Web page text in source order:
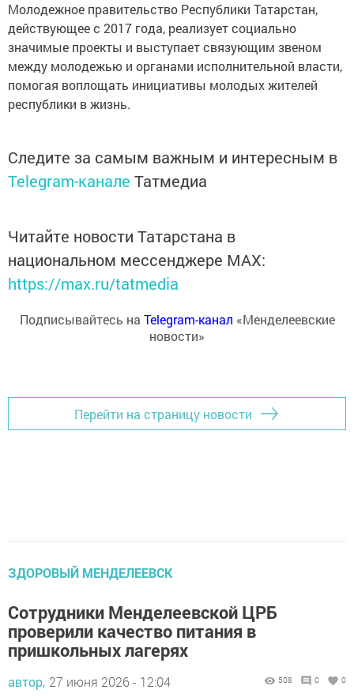
Молодежное правительство Республики Татарстан,
действующее с 2017 года, реализует социально
значимые проекты и выступает связующим звеном
между молодежью и органами исполнительной власти,
помогая воплощать инициативы молодых жителей
республики в жизнь.
Следите за самым важным и интересным в
Telegram-канале Татмедиа
Читайте новости Татарстана в
национальном мессенджере MАХ:
https://max.ru/tatmedia
Подписывайтесь на Telegram-канал «Менделеевские
новости»
Перейти на страницу новости
ЗДОРОВЫЙ МЕНДЕЛЕЕВСК
Сотрудники Менделеевской ЦРБ
проверили качество питания в
пришкольных лагерях
автор, 27 июня 2026 - 12:04 508 0 0